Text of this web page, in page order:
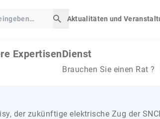
Suche starten
Aktualitäten und
ExpertisenDienst
Brauchen Sie einen Rat ?
der zukünftige elektrische Zug der